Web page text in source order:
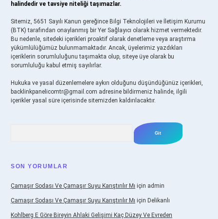
halindedir ve tavsiye niteliği taşımazlar.
Sitemiz, 5651 Sayılı Kanun gereğince Bilgi Teknolojileri ve İletişim Kurumu
(BTK) tarafından onaylanmış bir Yer Sağlayıcı olarak hizmet vermektedir.
Bu nedenle, sitedeki içerikleri proaktif olarak denetleme veya araştırma
yükümlülüğümüz bulunmamaktadır. Ancak, üyelerimiz yazdıkları
içeriklerin sorumluluğunu taşımakta olup, siteye üye olarak bu
sorumluluğu kabul etmiş sayılırlar.
Hukuka ve yasal düzenlemelere aykırı olduğunu düşündüğünüz içerikleri,
backlinkpanelicomtr@gmail.com adresine bildirmeniz halinde, ilgili
içerikler yasal süre içerisinde sitemizden kaldırılacaktır.
SON YORUMLAR
Çamaşır Sodası Ve Çamaşır Suyu Karıştırılır Mı için admin
Çamaşır Sodası Ve Çamaşır Suyu Karıştırılır Mı için Delikanlı
Kohlberg E Göre Bireyin Ahlaki Gelişimi Kaç Düzey Ve Evreden